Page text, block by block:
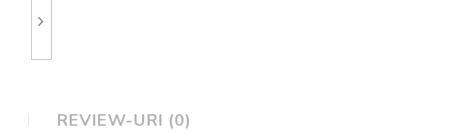
REVIEW-URI (0)